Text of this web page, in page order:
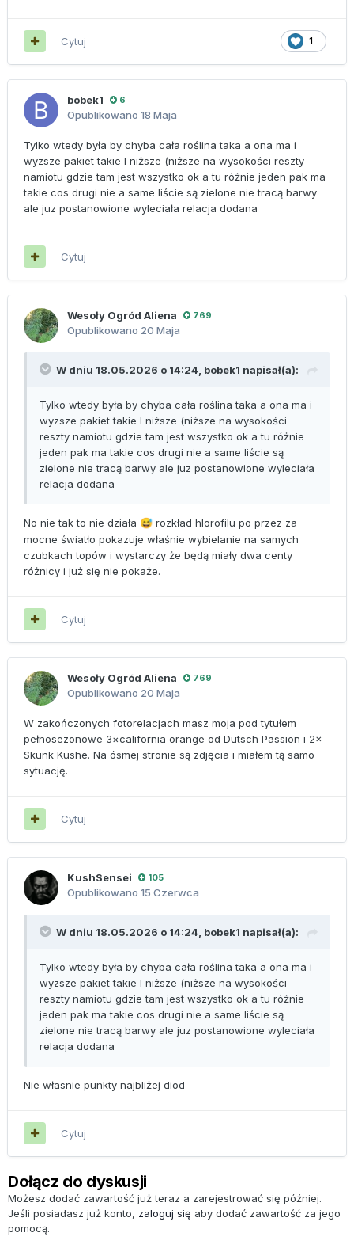
1
Cytuj
bobek1 6
Opublikowano 18 Maja
Tylko wtedy była by chyba cała roślina taka a ona ma i
wyzsze pakiet takie I niższe (niższe na wysokości reszty
namiotu gdzie tam jest wszystko ok a tu różnie jeden pak ma
takie cos drugi nie a same liście są zielone nie tracą barwy
ale juz postanowione wyleciała relacja dodana
Cytuj
Wesoły Ogród Aliena 769
Opublikowano 20 Maja
W dniu 18.05.2026 o 14:24, bobek1 napisał(a):
Tylko wtedy była by chyba cała roślina taka a ona ma i
wyzsze pakiet takie I niższe (niższe na wysokości
reszty namiotu gdzie tam jest wszystko ok a tu różnie
jeden pak ma takie cos drugi nie a same liście są
zielone nie tracą barwy ale juz postanowione wyleciała
relacja dodana
No nie tak to nie działa 😅 rozkład hlorofilu po przez za
mocne światło pokazuje właśnie wybielanie na samych
czubkach topów i wystarczy że będą miały dwa centy
różnicy i już się nie pokaże.
Cytuj
Wesoły Ogród Aliena 769
Opublikowano 20 Maja
W zakończonych fotorelacjach masz moja pod tytułem
pełnosezonowe 3×california orange od Dutsch Passion i 2×
Skunk Kushe. Na ósmej stronie są zdjęcia i miałem tą samo
sytuację.
Cytuj
KushSensei 105
Opublikowano 15 Czerwca
W dniu 18.05.2026 o 14:24, bobek1 napisał(a):
Tylko wtedy była by chyba cała roślina taka a ona ma i
wyzsze pakiet takie I niższe (niższe na wysokości
reszty namiotu gdzie tam jest wszystko ok a tu różnie
jeden pak ma takie cos drugi nie a same liście są
zielone nie tracą barwy ale juz postanowione wyleciała
relacja dodana
Nie własnie punkty najbliżej diod
Cytuj
Dołącz do dyskusji
Możesz dodać zawartość już teraz a zarejestrować się później.
Jeśli posiadasz już konto, zaloguj się aby dodać zawartość za jego
pomocą.